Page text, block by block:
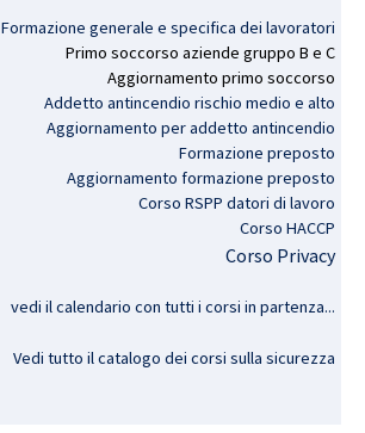
Formazione generale e specifica dei lavoratori
Primo soccorso aziende gruppo B e C
Aggiornamento primo soccorso
Addetto antincendio rischio medio e alto
Aggiornamento per addetto antincendio
Formazione preposto
Aggiornamento formazione preposto
Corso RSPP datori di lavoro
Corso HACCP
Corso Privacy
vedi il calendario con tutti i corsi in partenza...
Vedi tutto il catalogo dei corsi sulla sicurezza